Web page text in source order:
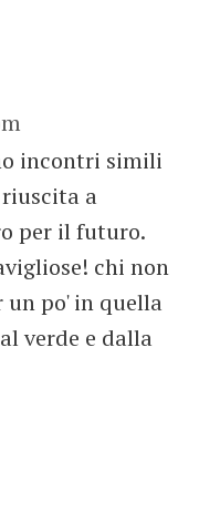
incontri simili
a
per il futuro.
chi non
po' in quella
verde e dalla